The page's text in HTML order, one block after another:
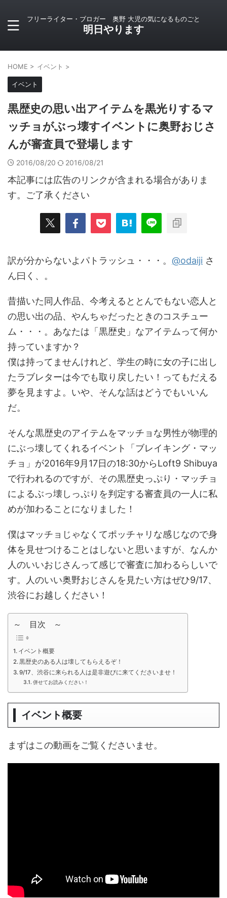
フリーライター・ブロガー 奥野 大児の気になるものごと
明日やります
HOME > イベント >
イベント
黒歴史の思い出アイテムを黒光りするマ
ッチョがぶっ壊すイベントに奥野おじさ
んが審査員で登場します
2016/08/20 2016/08/21
本記事には広告のリンクが含まれる場合がありま
す。ご了承ください
訳が分からないよパトラッシュ・・・。 @odaiji さ
ん曰く、。
昔描いた同人作品、今考えるととんでもない恋人と
の思い出の品、やんちゃだったときのコスチュー
ム・・・。あなたは「黒歴史」なアイテムって何か
持っていますか？
僕は持ってませんけれど、学生の時に女の子に出し
たラブレターは今でも取り戻したい！ってもだえる
夢を見ますよ。いや、そんな話はどうでもいいん
だ。
そんな黒歴史のアイテムをマッチョな男性が物理的
にぶっ壊してくれるイベント「ブレイキング・マッ
チョ」が2016年9月17日の18:30からLoft9 Shibuya
で行われるのですが、その黒歴史っぷり・マッチョ
によるぶっ壊しっぷりを判定する審査員の一人に私
めが加わることになりました！
僕はマッチョじゃなくてポッチャリな感じなので身
体を見せつけることはしないと思いますが、なんか
人のいいおじさんって感じで審査に加わるらしいで
す。人のいい奥野おじさんを見たい方はぜひ9/17、
渋谷にお越しください！
～ 目次 ～
イベント概要
黒歴史のある人は壊してもらえるぞ！
9/17、渋谷に来られる人は是非遊びに来てくださいませ！
併せてお読みください！
イベント概要
まずはこの動画をご覧くださいませ。